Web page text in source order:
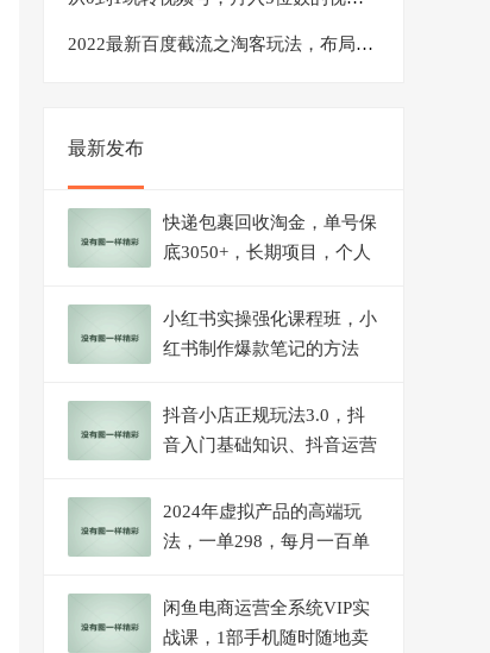
2022最新百度截流之淘客玩法，布局流量一单利润可达300+【视频课程】
最新发布
快递包裹回收淘金，单号保
底3050+，长期项目，个人
小红书实操强化课程班，小
红书制作爆款笔记的方法
抖音小店正规玩法3.0，抖
音入门基础知识、抖音运营
电商运营等
2024年虚拟产品的高端玩
法，一单298，每月一百单
闲鱼电商运营全系统VIP实
战课，1部手机随时随地卖